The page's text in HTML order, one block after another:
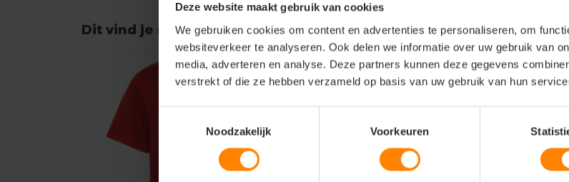
Deze website maakt gebruik van cookies
We gebruiken cookies om content en advertenties te personaliseren, om
websiteverkeer te analyseren. Ook delen we informatie over uw gebruik van
media, adverteren en analyse. Deze partners kunnen deze gegevens
verstrekt of die ze hebben verzameld op basis van uw gebruik van hun
Noodzakelijk
Voorkeuren
Dit vind je misschien ook leuk
Items van productcarrousel